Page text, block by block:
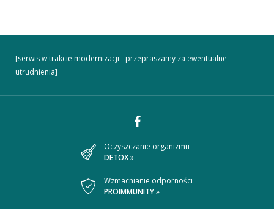
[serwis w trakcie modernizacji - przepraszamy za ewentualne
utrudnienia]
Dołącz
nas
Oczyszczanie organizmu
DETOX»
Wzmacnianie odporności
PROIMMUNITY»